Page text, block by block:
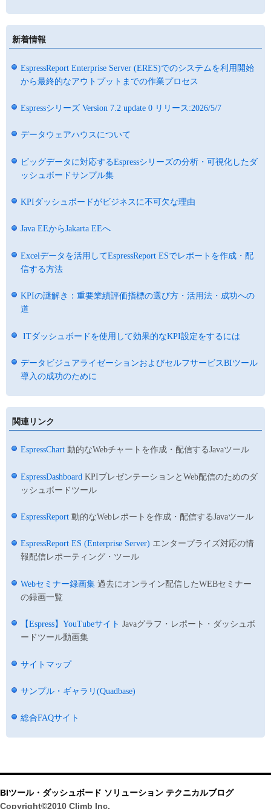
新着情報
EspressReport Enterprise Server (ERES)でのシステムを利用開始
から最終的なアウトプットまでの作業プロセス
Espressシリーズ Version 7.2 update 0 リリース:2026/5/7
データウェアハウスについて
ビッグデータに対応するEspressシリーズの分析・可視化したダ
ッシュボードサンプル集
KPIダッシュボードがビジネスに不可欠な理由
Java EEからJakarta EEへ
Excelデータを活用してEspressReport ESでレポートを作成・配
信する方法
KPIの謎解き：重要業績評価指標の選び方・活用法・成功への
道
ITダッシュボードを使用して効果的なKPI設定をするには
データビジュアライゼーションおよびセルフサービスBIツール
導入の成功のために
関連リンク
EspressChart 動的なWebチャートを作成・配信するJavaツール
EspressDashboard KPIプレゼンテーションとWeb配信のためのダ
ッシュボードツール
EspressReport 動的なWebレポートを作成・配信するJavaツール
EspressReport ES (Enterprise Server) エンタープライズ対応の情
報配信レポーティング・ツール
Webセミナー録画集 過去にオンライン配信したWEBセミナー
の録画一覧
【Espress】YouTubeサイト Javaグラフ・レポート・ダッシュボ
ードツール動画集
サイトマップ
サンプル・ギャラリ(Quadbase)
総合FAQサイト
BIツール・ダッシュボード ソリューション テクニカルブログ
Copyright©2010 Climb Inc.